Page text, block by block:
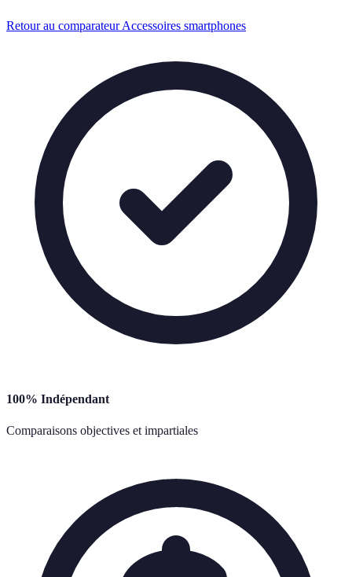
Retour au comparateur Accessoires smartphones
100% Indépendant
Comparaisons objectives et impartiales